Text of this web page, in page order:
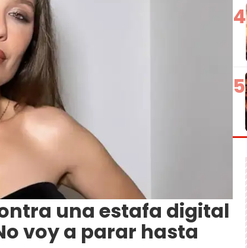
una estafa digital
voy a parar hasta
4
5